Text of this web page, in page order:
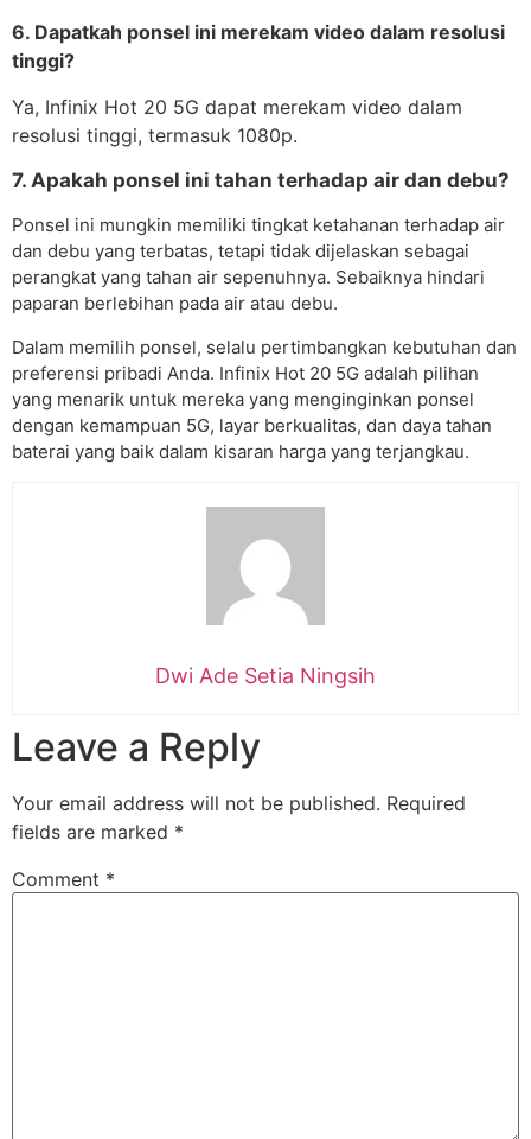
6. Dapatkah ponsel ini merekam video dalam resolusi
tinggi?
Ya, Infinix Hot 20 5G dapat merekam video dalam
resolusi tinggi, termasuk 1080p.
7. Apakah ponsel ini tahan terhadap air dan debu?
Ponsel ini mungkin memiliki tingkat ketahanan terhadap air
dan debu yang terbatas, tetapi tidak dijelaskan sebagai
perangkat yang tahan air sepenuhnya. Sebaiknya hindari
paparan berlebihan pada air atau debu.
Dalam memilih ponsel, selalu pertimbangkan kebutuhan dan
preferensi pribadi Anda. Infinix Hot 20 5G adalah pilihan
yang menarik untuk mereka yang menginginkan ponsel
dengan kemampuan 5G, layar berkualitas, dan daya tahan
baterai yang baik dalam kisaran harga yang terjangkau.
Dwi Ade Setia Ningsih
Leave a Reply
Your email address will not be published. Required
fields are marked *
Comment *